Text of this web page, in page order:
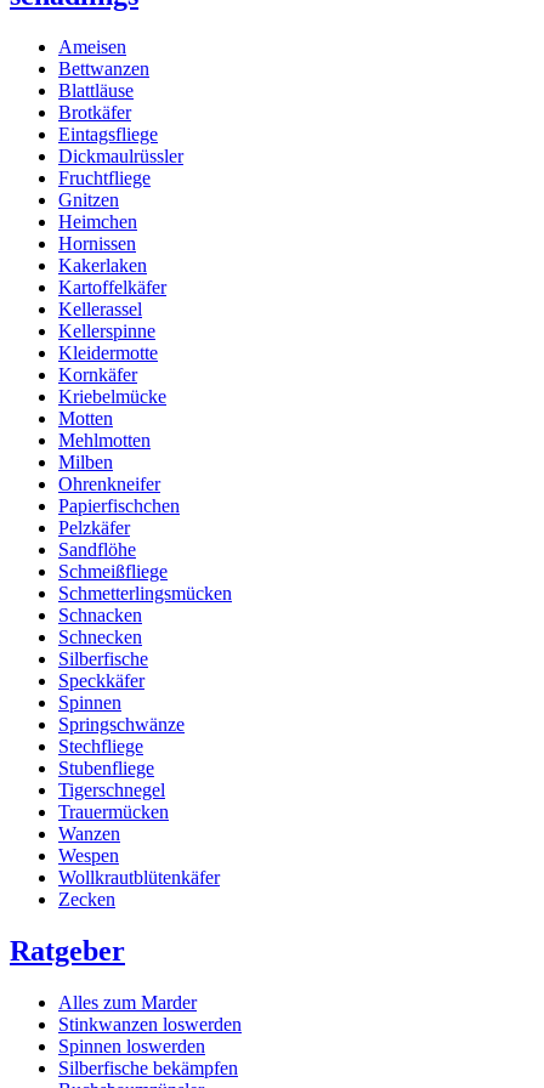
Ameisen
Bettwanzen
Blattläuse
Brotkäfer
Eintagsfliege
Dickmaulrüssler
Fruchtfliege
Gnitzen
Heimchen
Hornissen
Kakerlaken
Kartoffelkäfer
Kellerassel
Kellerspinne
Kleidermotte
Kornkäfer
Kriebelmücke
Motten
Mehlmotten
Milben
Ohrenkneifer
Papierfischchen
Pelzkäfer
Sandflöhe
Schmeißfliege
Schmetterlingsmücken
Schnacken
Schnecken
Silberfische
Speckkäfer
Spinnen
Springschwänze
Stechfliege
Stubenfliege
Tigerschnegel
Trauermücken
Wanzen
Wespen
Wollkrautblütenkäfer
Zecken
Ratgeber
Alles zum Marder
Stinkwanzen loswerden
Spinnen loswerden
Silberfische bekämpfen